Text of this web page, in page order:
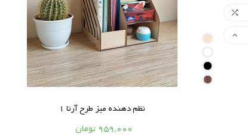
نظم دهنده میز طرح آرنا 1

959,000 تومان

